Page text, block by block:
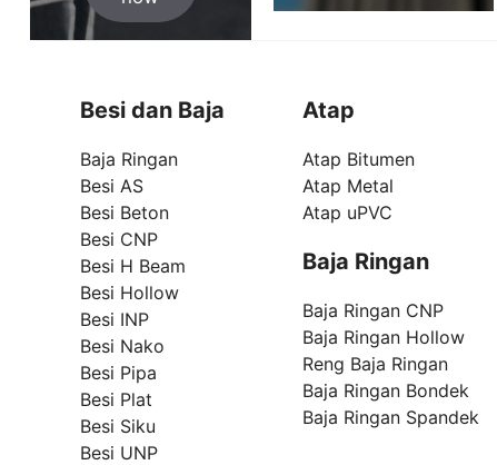
Besi dan Baja
Baja Ringan
Besi AS
Besi Beton
Besi CNP
Besi H Beam
Besi Hollow
Besi INP
Besi Nako
Besi Pipa
Besi Plat
Besi Siku
Besi UNP
Atap
Atap Bitumen
Atap Metal
Atap uPVC
Baja Ringan
Baja Ringan CNP
Baja Ringan Hollow
Reng Baja Ringan
Baja Ringan Bondek
Baja Ringan Spandek